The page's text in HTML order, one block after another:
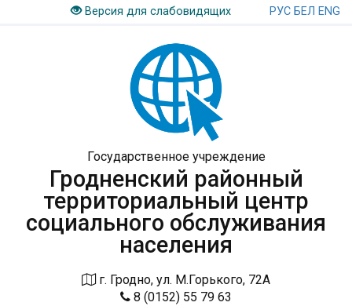
Версия для слабовидящих РУС БЕЛ ENG
Государственное учреждение
Гродненский районный
территориальный центр
социального обслуживания
населения
г. Гродно, ул. М.Горького, 72А
8 (0152) 55 79 63